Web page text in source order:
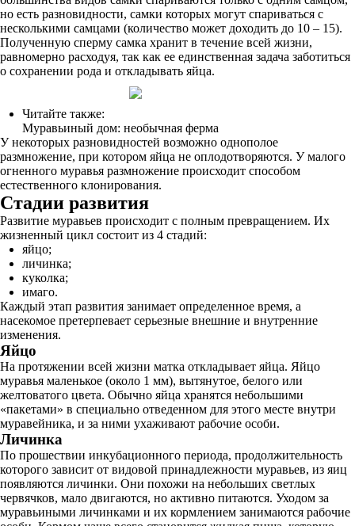
но есть разновидности, самки которых могут спариваться с
несколькими самцами (количество может доходить до 10 – 15).
Полученную сперму самка хранит в течение всей жизни,
равномерно расходуя, так как ее единственная задача заботиться
о сохранении рода и откладывать яйца.
Читайте также:
Муравьиный дом: необычная ферма
У некоторых разновидностей возможно однополое
размножение, при котором яйца не оплодотворяются. У малого
огненного муравья размножение происходит способом
естественного клонирования.
Стадии развития
Развитие муравьев происходит с полным превращением. Их
жизненный цикл состоит из 4 стадий:
яйцо;
личинка;
куколка;
имаго.
Каждый этап развития занимает определенное время, а
насекомое претерпевает серьезные внешние и внутренние
изменения.
Яйцо
На протяжении всей жизни матка откладывает яйца. Яйцо
муравья маленькое (около 1 мм), вытянутое, белого или
желтоватого цвета. Обычно яйца хранятся небольшими
«пакетами» в специально отведенном для этого месте внутри
муравейника, и за ними ухаживают рабочие особи.
Личинка
По прошествии инкубационного периода, продолжительность
которого зависит от видовой принадлежности муравьев, из яиц
появляются личинки. Они похожи на небольших светлых
червячков, мало двигаются, но активно питаются. Уходом за
муравьиными личинками и их кормлением занимаются рабочие